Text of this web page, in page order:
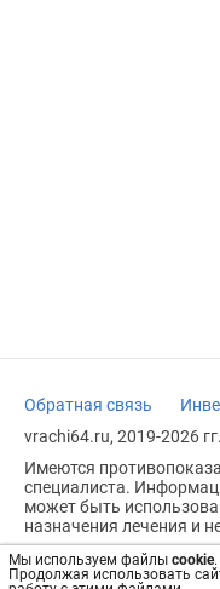
Мы используем файлы cookie.
Продолжая использовать
Обратная связь
vrachi64.ru, 2019-2026 гг.
Имеются
специалиста.
может быть
назначения лечения и
Возрастное